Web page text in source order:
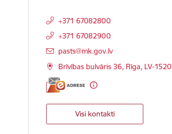
+371 67082800
+371 67082900
E-pasts:
pasts@mk.gov.lv
Brīvības bulvāris 36, Rīga, LV-1520
Visi kontakti